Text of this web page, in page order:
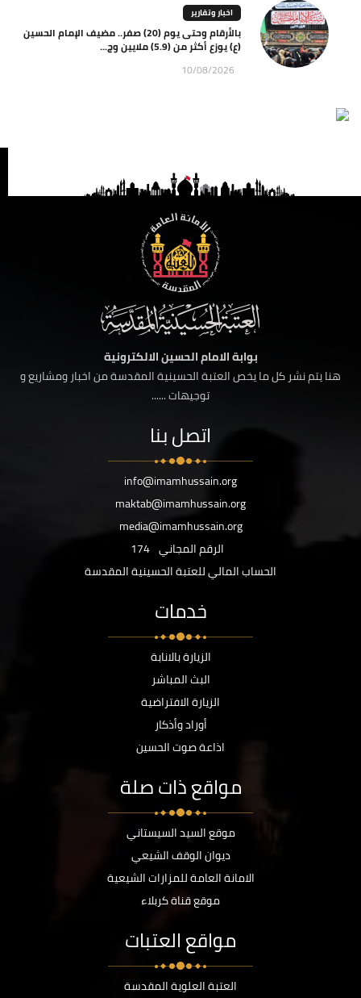
اخبار وتقارير
بالأرقام وحتى يوم (20) صفر.. مضيف الإمام الحسين
(ع) يوزع أكثر من (5.9) ملايين وج...
10/08/2026
بوابة الامام الحسين الالكترونية
هنا يتم نشر كل ما يخص العتبة الحسينية المقدسة من اخبار ومشاريع و
توجيهات ......
اتصل بنا
info@imamhussain.org
maktab@imamhussain.org
media@imamhussain.org
الرقم المجاني 174
الحساب المالي للعتبة الحسينية المقدسة
خدمات
الزيارة بالانابة
البث المباشر
الزيارة الافتراضية
أوراد وأذكار
اذاعة صوت الحسين
مواقع ذات صلة
موقع السيد السيستاني
ديوان الوقف الشيعي
الامانة العامة للمزارات الشيعية
موقع قناة كربلاء
مواقع العتبات
العتبة العلوية المقدسة